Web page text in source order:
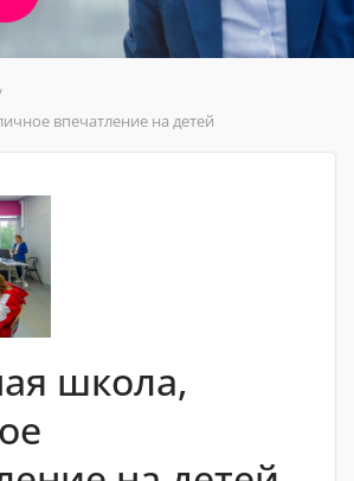
впечатление на детей
школа,